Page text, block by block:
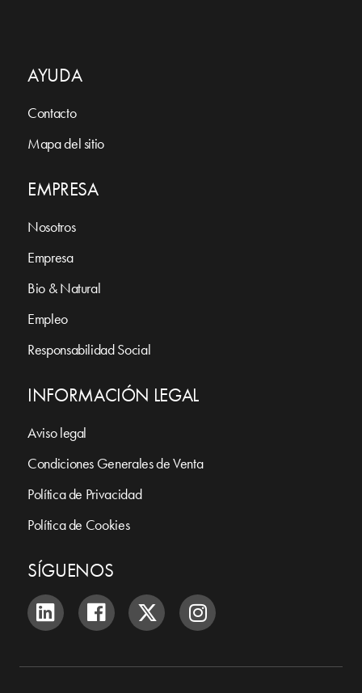
AYUDA
Contacto
Mapa del sitio
EMPRESA
Nosotros
Empresa
Bio & Natural
Empleo
Responsabilidad Social
INFORMACIÓN LEGAL
Aviso legal
Condiciones Generales de Venta
Política de Privacidad
Política de Cookies
SÍGUENOS